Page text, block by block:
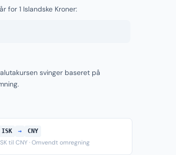
for 1 Islandske Kroner:
svinger baseret på
ISK → CNY
til CNY · Omvendt omregning